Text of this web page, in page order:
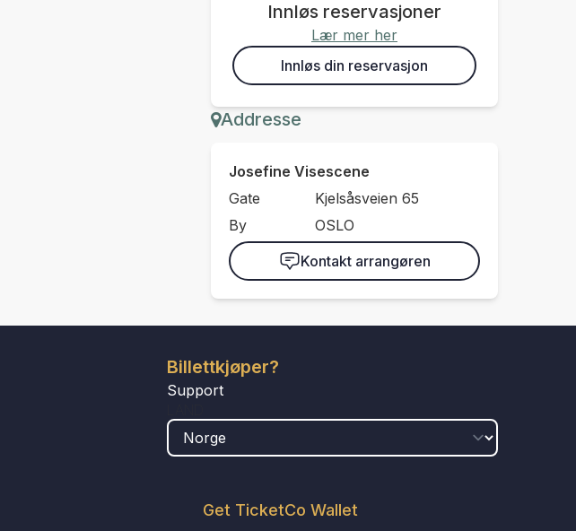
Innløs reservasjoner
Lær mer her
Innløs din reservasjon
Addresse
Josefine Visescene
Gate
Kjelsåsveien 65
By
OSLO
Kontakt arrangøren
Billettkjøper?
Support
Get TicketCo Wallet